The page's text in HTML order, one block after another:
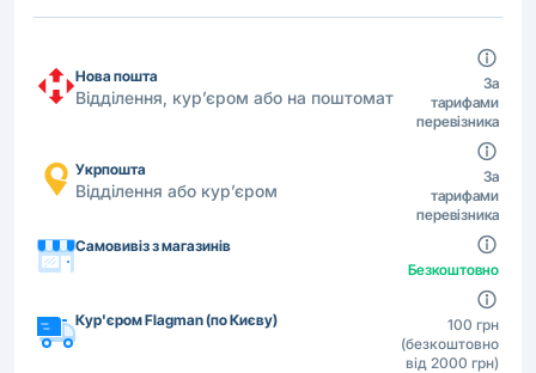
Нова пошта
Відділення, кур’єром або на поштомат
За
тарифами
перевізника
Укрпошта
Відділення або кур’єром
За
тарифами
перевізника
Самовивіз з магазинів
Безкоштовно
Кур'єром Flagman (по Києву)
100 грн
(безкоштовно
від 2000 грн)